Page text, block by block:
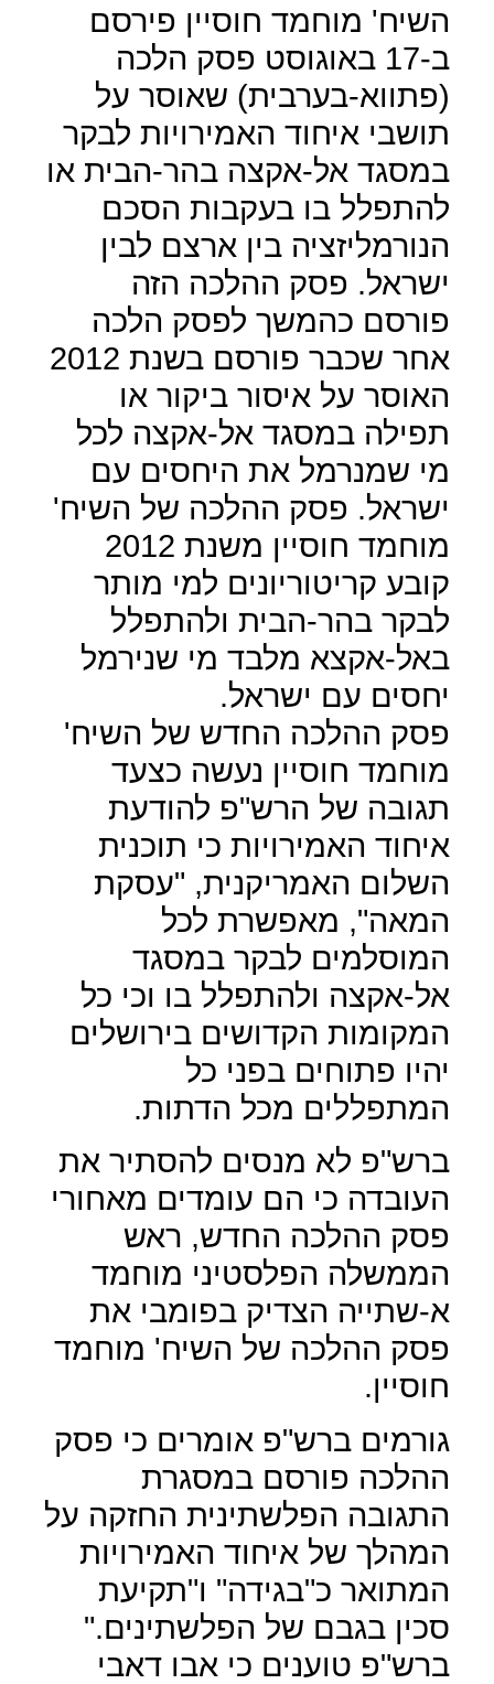
השיח' מוחמד חוסיין פירסם
ב-17 באוגוסט פסק הלכה
(פתווא-בערבית) שאוסר על
תושבי איחוד האמירויות לבקר
במסגד אל-אקצה בהר-הבית או
להתפלל בו בעקבות הסכם
הנורמליזציה בין ארצם לבין
ישראל. פסק ההלכה הזה
פורסם כהמשך לפסק הלכה
אחר שכבר פורסם בשנת 2012
האוסר על איסור ביקור או
תפילה במסגד אל-אקצה לכל
מי שמנרמל את היחסים עם
ישראל. פסק ההלכה של השיח'
מוחמד חוסיין משנת 2012
קובע קריטוריונים למי מותר
לבקר בהר-הבית ולהתפלל
באל-אקצא מלבד מי שנירמל
יחסים עם ישראל.
פסק ההלכה החדש של השיח'
מוחמד חוסיין נעשה כצעד
תגובה של הרש"פ להודעת
איחוד האמירויות כי תוכנית
השלום האמריקנית, "עסקת
המאה", מאפשרת לכל
המוסלמים לבקר במסגד
אל-אקצה ולהתפלל בו וכי כל
המקומות הקדושים בירושלים
יהיו פתוחים בפני כל
המתפללים מכל הדתות.
ברש"פ לא מנסים להסתיר את
העובדה כי הם עומדים מאחורי
פסק ההלכה החדש, ראש
הממשלה הפלסטיני מוחמד
א-שתייה הצדיק בפומבי את
פסק ההלכה של השיח' מוחמד
חוסיין.
גורמים ברש"פ אומרים כי פסק
ההלכה פורסם במסגרת
התגובה הפלשתינית החזקה על
המהלך של איחוד האמירויות
המתואר כ"בגידה" ו"תקיעת
סכין בגבם של הפלשתינים".
ברש"פ טוענים כי אבו דאבי